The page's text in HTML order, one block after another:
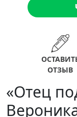
ОТЗЫВ
«Отец